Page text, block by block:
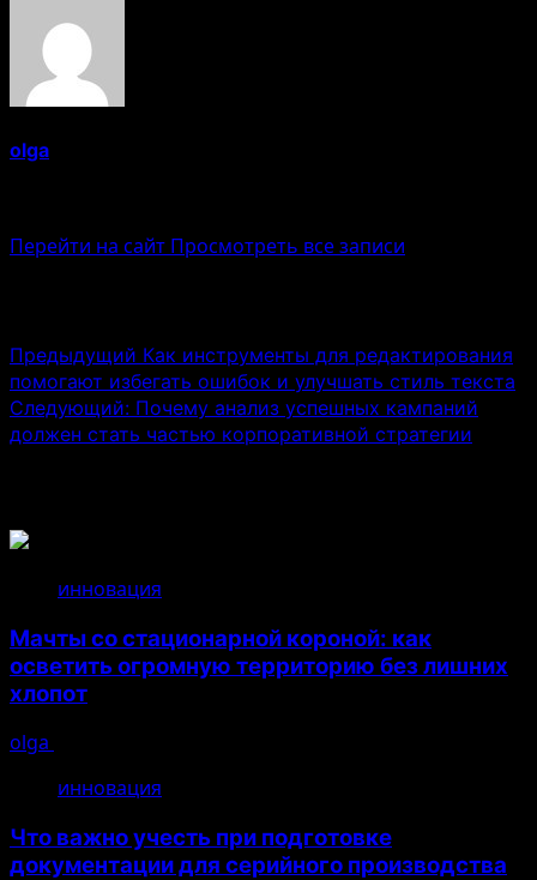
olga
Перейти на сайт Просмотреть все записи
Предыдущий Как инструменты для редактирования
помогают избегать ошибок и улучшать стиль текста
Следующий: Почему анализ успешных кампаний
должен стать частью корпоративной стратегии
инновация
Мачты со стационарной короной: как
осветить огромную территорию без лишних
хлопот
olga
инновация
Что важно учесть при подготовке
документации для серийного производства